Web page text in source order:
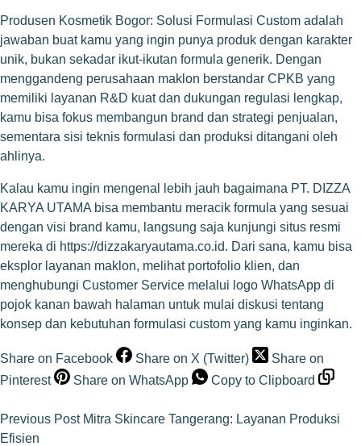
Produsen Kosmetik Bogor: Solusi Formulasi Custom adalah
jawaban buat kamu yang ingin punya produk dengan karakter
unik, bukan sekadar ikut-ikutan formula generik. Dengan
menggandeng perusahaan maklon berstandar CPKB yang
memiliki layanan R&D kuat dan dukungan regulasi lengkap,
kamu bisa fokus membangun brand dan strategi penjualan,
sementara sisi teknis formulasi dan produksi ditangani oleh
ahlinya.
Kalau kamu ingin mengenal lebih jauh bagaimana PT. DIZZA
KARYA UTAMA bisa membantu meracik formula yang sesuai
dengan visi brand kamu, langsung saja kunjungi situs resmi
mereka di https://dizzakaryautama.co.id. Dari sana, kamu bisa
eksplor layanan maklon, melihat portofolio klien, dan
menghubungi Customer Service melalui logo WhatsApp di
pojok kanan bawah halaman untuk mulai diskusi tentang
konsep dan kebutuhan formulasi custom yang kamu inginkan.
Share on Facebook Share on X (Twitter)
Share on
Pinterest
Share on WhatsApp Copy to Clipboard
Previous Post Mitra Skincare Tangerang: Layanan Produksi
Efisien